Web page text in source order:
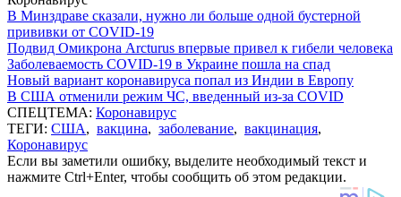
В Минздраве сказали, нужно ли больше одной бустерной
прививки от COVID-19
Подвид Омикрона Arcturus впервые привел к гибели человека
Заболеваемость COVID-19 в Украине пошла на спад
Новый вариант коронавируса попал из Индии в Европу
В США отменили режим ЧС, введенный из-за COVID
СПЕЦТЕМА: Коронавирус
ТЕГИ: США, вакцина, заболевание, вакцинация,
Коронавирус
Если вы заметили ошибку, выделите необходимый текст и
нажмите Ctrl+Enter, чтобы сообщить об этом редакции.